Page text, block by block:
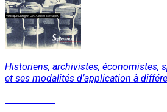
Historiens, archivistes, économistes,
et ses modalités d’application à